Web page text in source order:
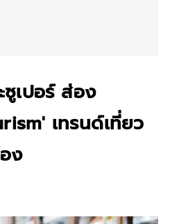
เปอร์ ส่อง
เทรนด์เที่ยว
ง